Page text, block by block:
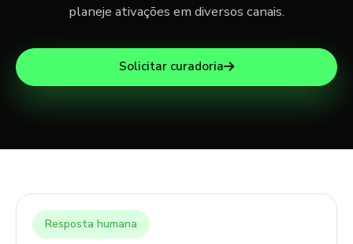
planeje ativações em diversos canais.
Solicitar curadoria
Resposta humana